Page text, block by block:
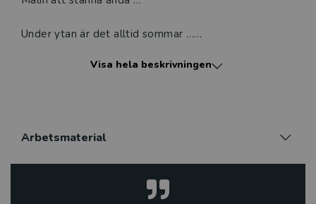
Under ytan är det alltid sommar …
som handlar om frigörelse och att följa sin egen vilja.
inspirerar hennes skrivande. Här ger hon läsarna en
Visa hela beskrivningen
Arbetsmaterial